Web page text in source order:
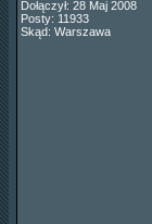
Dołączył: 28 Maj 2008
Posty: 11933
Skąd: Warszawa